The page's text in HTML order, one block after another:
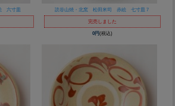
六寸皿 読谷山焼・北窯 松田米司 赤絵 七寸皿７
完売しました
0円(税込)